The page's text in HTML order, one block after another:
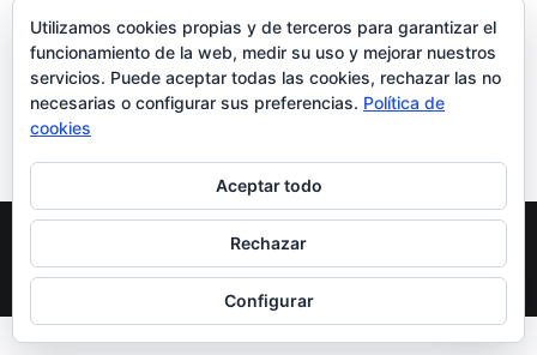
Enviar
© Academia Ferlán 2026 - Plaza de San Agustín nº9
Utilizamos cookies propias y de terceros para garantizar el
funcionamiento de la web, medir su uso y mejorar nuestros
servicios. Puede aceptar todas las cookies, rechazar las no
necesarias o configurar sus preferencias. Política de
cookies
Aceptar todo
Rechazar
Configurar